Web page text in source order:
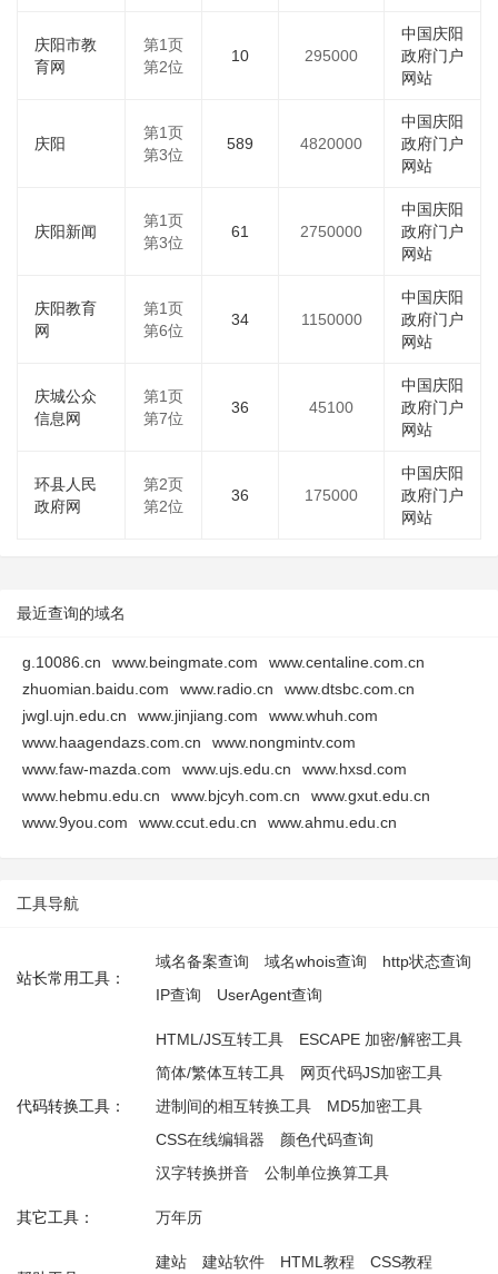
庆阳市教
育网
第1页
第2位
10 295000
中国庆阳
政府门户
网站
庆阳
第1页
第3位
589 4820000
中国庆阳
政府门户
网站
庆阳新闻
第1页
第3位
61 2750000
中国庆阳
政府门户
网站
庆阳教育
网
第1页
第6位
34 1150000
中国庆阳
政府门户
网站
庆城公众
信息网
第1页
第7位
36 45100
中国庆阳
政府门户
网站
环县人民
政府网
第2页
第2位
36 175000
中国庆阳
政府门户
网站
最近查询的域名
g.10086.cn www.beingmate.com
www.centaline.com.cn
zhuomian.baidu.com
www.radio.cn
www.dtsbc.com.cn
jwgl.ujn.edu.cn
www.jinjiang.com
www.whuh.com
www.haagendazs.com.cn
www.nongmintv.com
www.faw-mazda.com
www.ujs.edu.cn
www.hxsd.com
www.hebmu.edu.cn
www.bjcyh.com.cn
www.gxut.edu.cn
www.9you.com
www.ccut.edu.cn www.ahmu.edu.cn
工具导航
站长常用工具：
域名备案查询 域名whois查询
http状态查询
IP查询
UserAgent查询
代码转换工具：
HTML/JS互转工具
ESCAPE 加密/解密工具
简体/繁体互转工具
网页代码JS加密工具
进制间的相互转换工具
MD5加密工具
CSS在线编辑器
颜色代码查询
汉字转换拼音
公制单位换算工具
其它工具： 万年历
建站 建站软件 HTML教程 CSS教程